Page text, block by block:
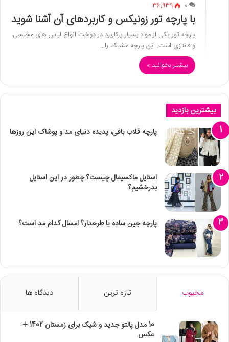
0
36,939
با پارچه تور زونیکس و کاربردهای آن آشنا شوید
پارچه تور یکی از مواد بسیار پرکاربرد در دوخت انواع لباس های مجلسی
و فانتزی است. این پارچه مشبک را…
بیشتر بخوانید »
بیشترین بازدید
پارچه قلاب بافی، پدیده دنیای مد و پوشاک این روزها
استایل ماکسیمال چیست؟ چطور در این استایل
بدرخشیم؟
پارچه جین ساده یا طرحدار؟ امسال کدام مد است؟
محبوب تازه ترین دیدگاه ها
10 مدل پالتو جدید و شیک برای زمستان 1402 +
عکس